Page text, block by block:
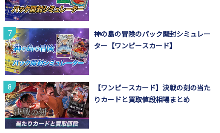
神の島の冒険のパック開封シミュレー
ター【ワンピースカード】
【ワンピースカード】決戦の刻の当た
りカードと買取値段相場まとめ